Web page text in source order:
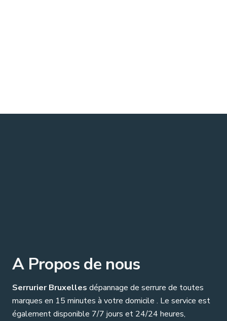
A Propos de nous
Serrurier Bruxelles dépannage de serrure de toutes
marques en 15 minutes à votre domicile . Le service est
également disponible 7/7 jours et 24/24 heures,